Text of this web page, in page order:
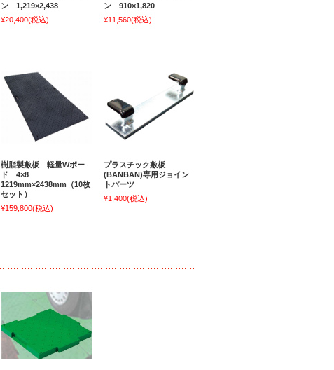
ン 1,219×2,438
¥20,400(税込)
ン 910×1,820
¥11,560(税込)
樹脂製敷板 軽量Wボー
ド 4×8
1219mm×2438mm（10枚
セット）
¥159,800(税込)
プラスチック敷板
(BANBAN)専用ジョイン
トパーツ
¥1,400(税込)